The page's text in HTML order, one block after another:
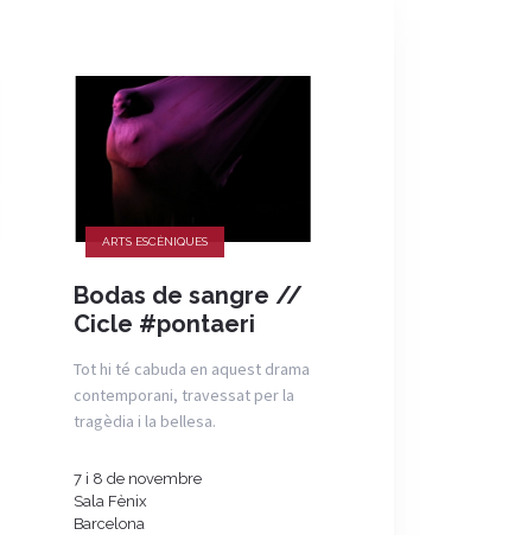
ARTS ESCÈNIQUES
Bodas de sangre //
Cicle #pontaeri
Tot hi té cabuda en aquest drama
contemporani, travessat per la
tragèdia i la bellesa.
7 i 8 de novembre
Sala Fènix
Barcelona